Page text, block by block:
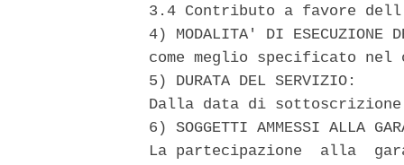
3.4 Contributo a favore
4) MODALITA' DI ESECUZIONE
come meglio specificato
  5) DURATA DEL SERVIZIO:
Dalla data di
6) SOGGETTI AMMESSI ALLA
La partecipazione  alla